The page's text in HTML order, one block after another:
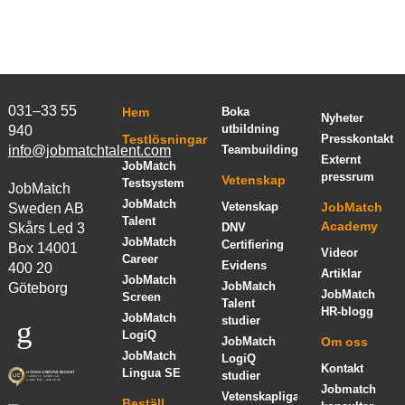
031–33 55
940
info@jobmatchtalent.com
JobMatch
Sweden AB
Skårs Led 3
Box 14001
400 20
Göteborg
Hem
Testlösningar
JobMatch
Testsystem
JobMatch
Talent
JobMatch
Career
JobMatch
Screen
JobMatch
LogiQ
JobMatch
Lingua SE
Boka
utbildning
Teambuilding
Vetenskap
Vetenskap
DNV
Certifiering
Evidens
JobMatch
Talent
studier
JobMatch
LogiQ
studier
Vetenskapliga
Nyheter
Presskontakt
Externt
pressrum
JobMatch
Academy
Videor
Artiklar
JobMatch
HR-blogg
Om oss
Kontakt
Jobmatch